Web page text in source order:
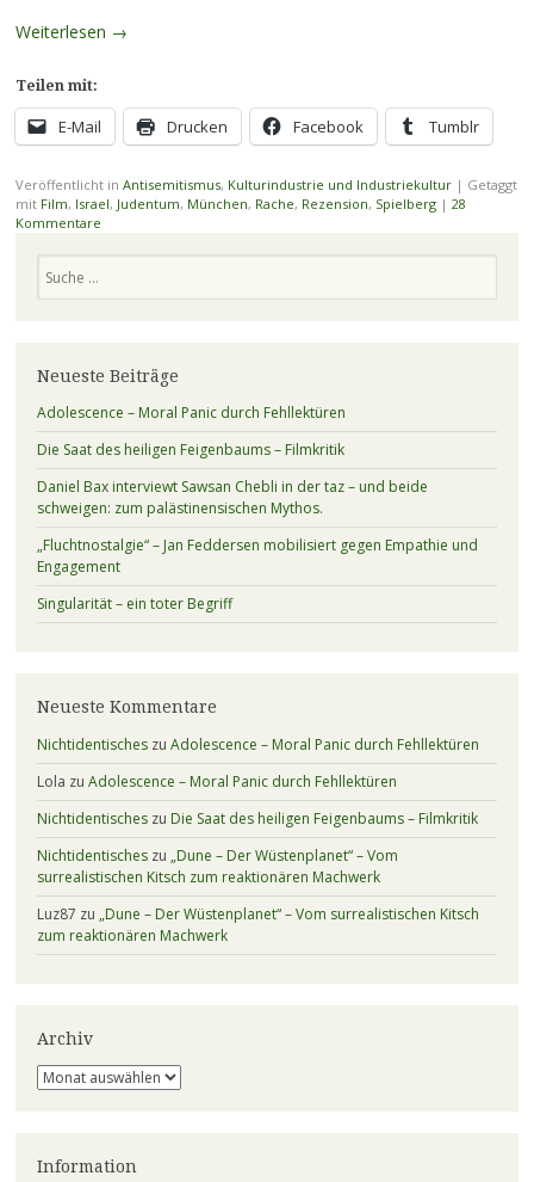
Weiterlesen →
Teilen mit:
E-Mail Drucken Facebook Tumblr
Veröffentlicht in Antisemitismus, Kulturindustrie und Industriekultur | Getaggt
mit Film, Israel, Judentum, München, Rache, Rezension, Spielberg | 28
Kommentare
Neueste Beiträge
Adolescence – Moral Panic durch Fehllektüren
Die Saat des heiligen Feigenbaums – Filmkritik
Daniel Bax interviewt Sawsan Chebli in der taz – und beide
schweigen: zum palästinensischen Mythos.
„Fluchtnostalgie“ – Jan Feddersen mobilisiert gegen Empathie und
Engagement
Singularität – ein toter Begriff
Neueste Kommentare
Nichtidentischeszu Adolescence – Moral Panic durch Fehllektüren
Lola zu Adolescence – Moral Panic durch Fehllektüren
Nichtidentischeszu Die Saat des heiligen Feigenbaums – Filmkritik
Nichtidentischeszu „Dune – Der Wüstenplanet“ – Vom
surrealistischen Kitsch zum reaktionären Machwerk
Luz87 zu „Dune – Der Wüstenplanet“ – Vom surrealistischen Kitsch
zum reaktionären Machwerk
Archiv
Archiv
Information